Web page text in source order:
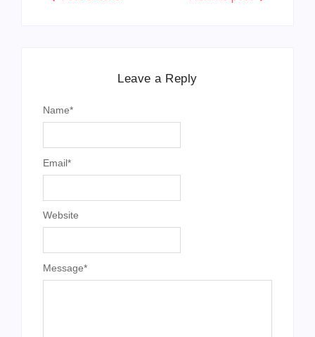
Leave a Reply
Message*
Name*
Email*
Website